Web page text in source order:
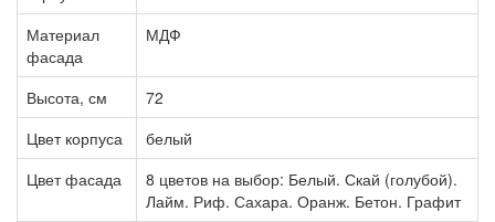
Материал
фасада
МДФ
Высота, см
72
Цвет корпуса
белый
Цвет фасада
8 цветов на выбор: Белый. Скай (голубой).
Лайм. Риф. Сахара. Оранж. Бетон. Графит